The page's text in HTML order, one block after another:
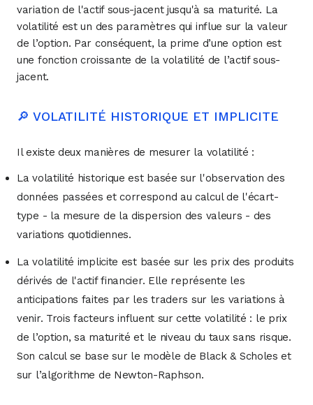
variation de l'actif sous-jacent jusqu'à sa maturité. La
volatilité est un des paramètres qui influe sur la valeur
de l’option. Par conséquent, la prime d’une option est
une fonction croissante de la volatilité de l’actif sous-
jacent.
🔎 VOLATILITÉ HISTORIQUE ET IMPLICITE
Il existe deux manières de mesurer la volatilité :
La volatilité historique est basée sur l'observation des
données passées et correspond au calcul de l'écart-
type - la mesure de la dispersion des valeurs - des
variations quotidiennes.
La volatilité implicite est basée sur les prix des produits
dérivés de l'actif financier. Elle représente les
anticipations faites par les traders sur les variations à
venir. Trois facteurs influent sur cette volatilité : le prix
de l’option, sa maturité et le niveau du taux sans risque.
Son calcul se base sur le modèle de Black & Scholes et
sur l’algorithme de Newton-Raphson.